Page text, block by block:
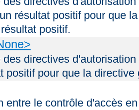
résultat positif pour que
positif.
des directives
positif pour que la
entre le contrôle d'accès